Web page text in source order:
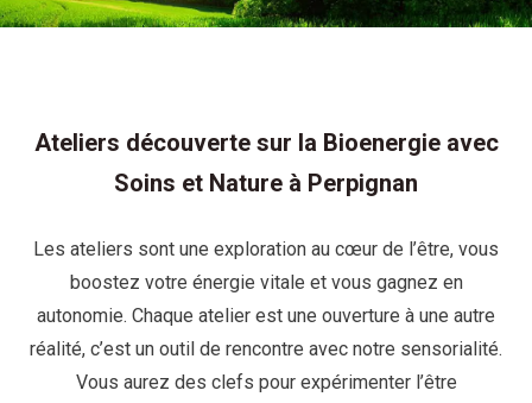
Ateliers découverte sur la Bioenergie avec
Soins et Nature à Perpignan
Les ateliers sont une exploration au cœur de l’être, vous
boostez votre énergie vitale et vous gagnez en
autonomie. Chaque atelier est une ouverture à une autre
réalité, c’est un outil de rencontre avec notre sensorialité.
Vous aurez des clefs pour expérimenter l’être